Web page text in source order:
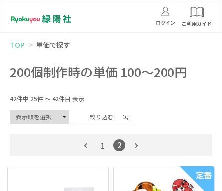
ログイン ご利用ガイド
TOP 単価で探す
200個制作時の単価 100〜200円
42件中 25件 ～ 42件目 表示
絞り込む
1 2